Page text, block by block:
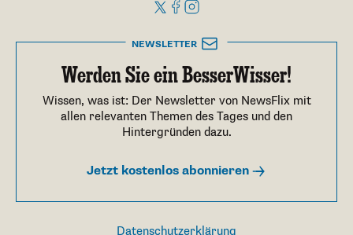
NEWSLETTER
Werden Sie ein BesserWisser!
Wissen, was ist: Der Newsletter von NewsFlix mit
allen relevanten Themen des Tages und den
Hintergründen dazu.
Jetzt kostenlos abonnieren
Datenschutzerklärung